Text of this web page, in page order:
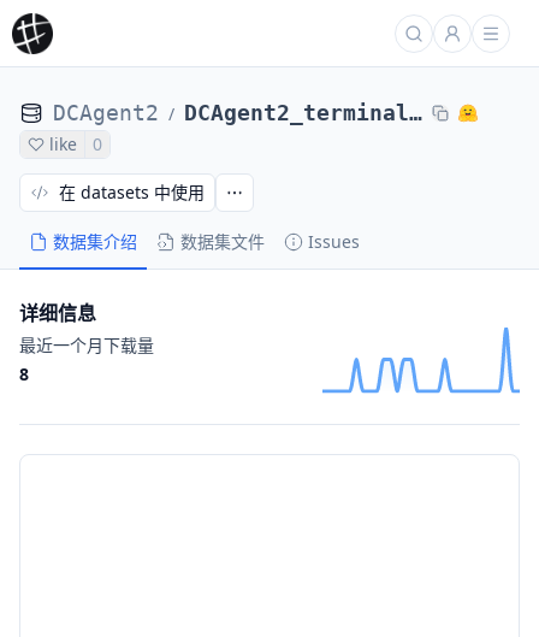
DCAgent2 / DCAgent2_terminal_bench_2_DCAgent2_nl2bash-verified-GLM-4_6-traces-32ep-32k-ab21afc508d
like 0
数据集介绍 数据集文件 Issues
在 datasets 中使用
详细信息
最近一个月下载量
8